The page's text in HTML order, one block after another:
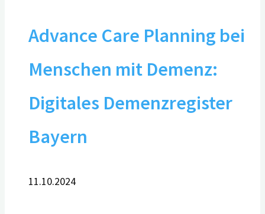
Advance Care Planning bei
Menschen mit Demenz:
Digitales Demenzregister
Bayern
11.10.2024